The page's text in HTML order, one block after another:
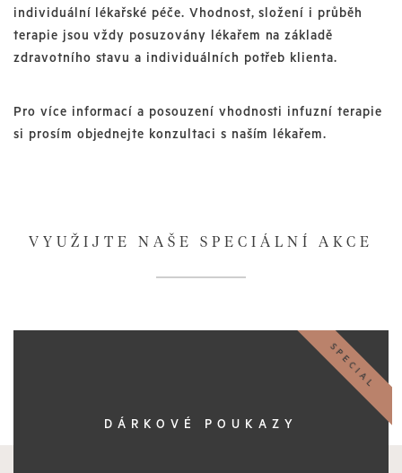
individuální lékařské péče. Vhodnost, složení i průběh
terapie jsou vždy posuzovány lékařem na základě
zdravotního stavu a individuálních potřeb klienta.
Pro více informací a posouzení vhodnosti infuzní terapie
si prosím objednejte konzultaci s naším lékařem.
VYUŽIJTE NAŠE SPECIÁLNÍ AKCE
SPECIAL
DÁRKOVÉ POUKAZY